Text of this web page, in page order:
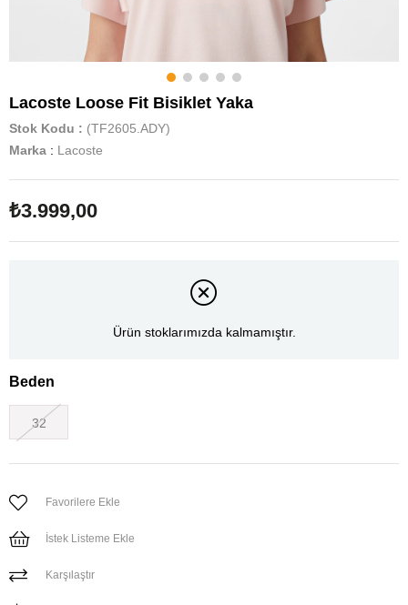
Lacoste Loose Fit Bisiklet Yaka
Stok Kodu
(TF2605.ADY)
Marka : Lacoste
₺3.999,00
Ürün stoklarımızda kalmamıştır.
Beden
32
Favorilere Ekle
İstek Listeme Ekle
Karşılaştır